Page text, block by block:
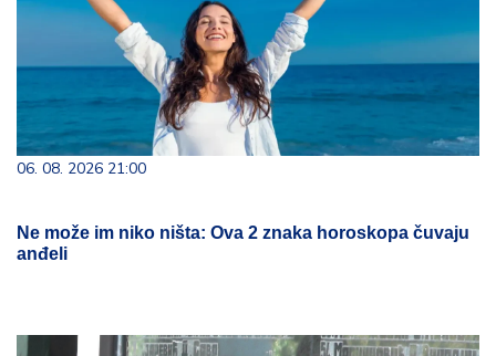
06. 08. 2026 21:00
Ne može im niko ništa: Ova 2 znaka horoskopa čuvaju
anđeli